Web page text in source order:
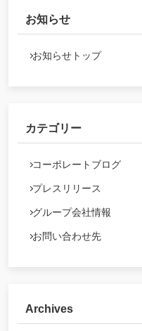
お知らせ
お知らせトップ
カテゴリー
コーポレートブログ
プレスリリース
グループ会社情報
お問い合わせ先
Archives